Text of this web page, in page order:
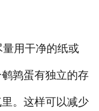
用干净的纸或
鹑蛋有独立的存
。这样可以减少